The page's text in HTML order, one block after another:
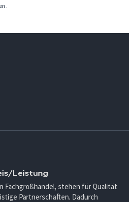
Leistung
Fachgroßhandel, stehen für Qualität
Partnerschaften. Dadurch